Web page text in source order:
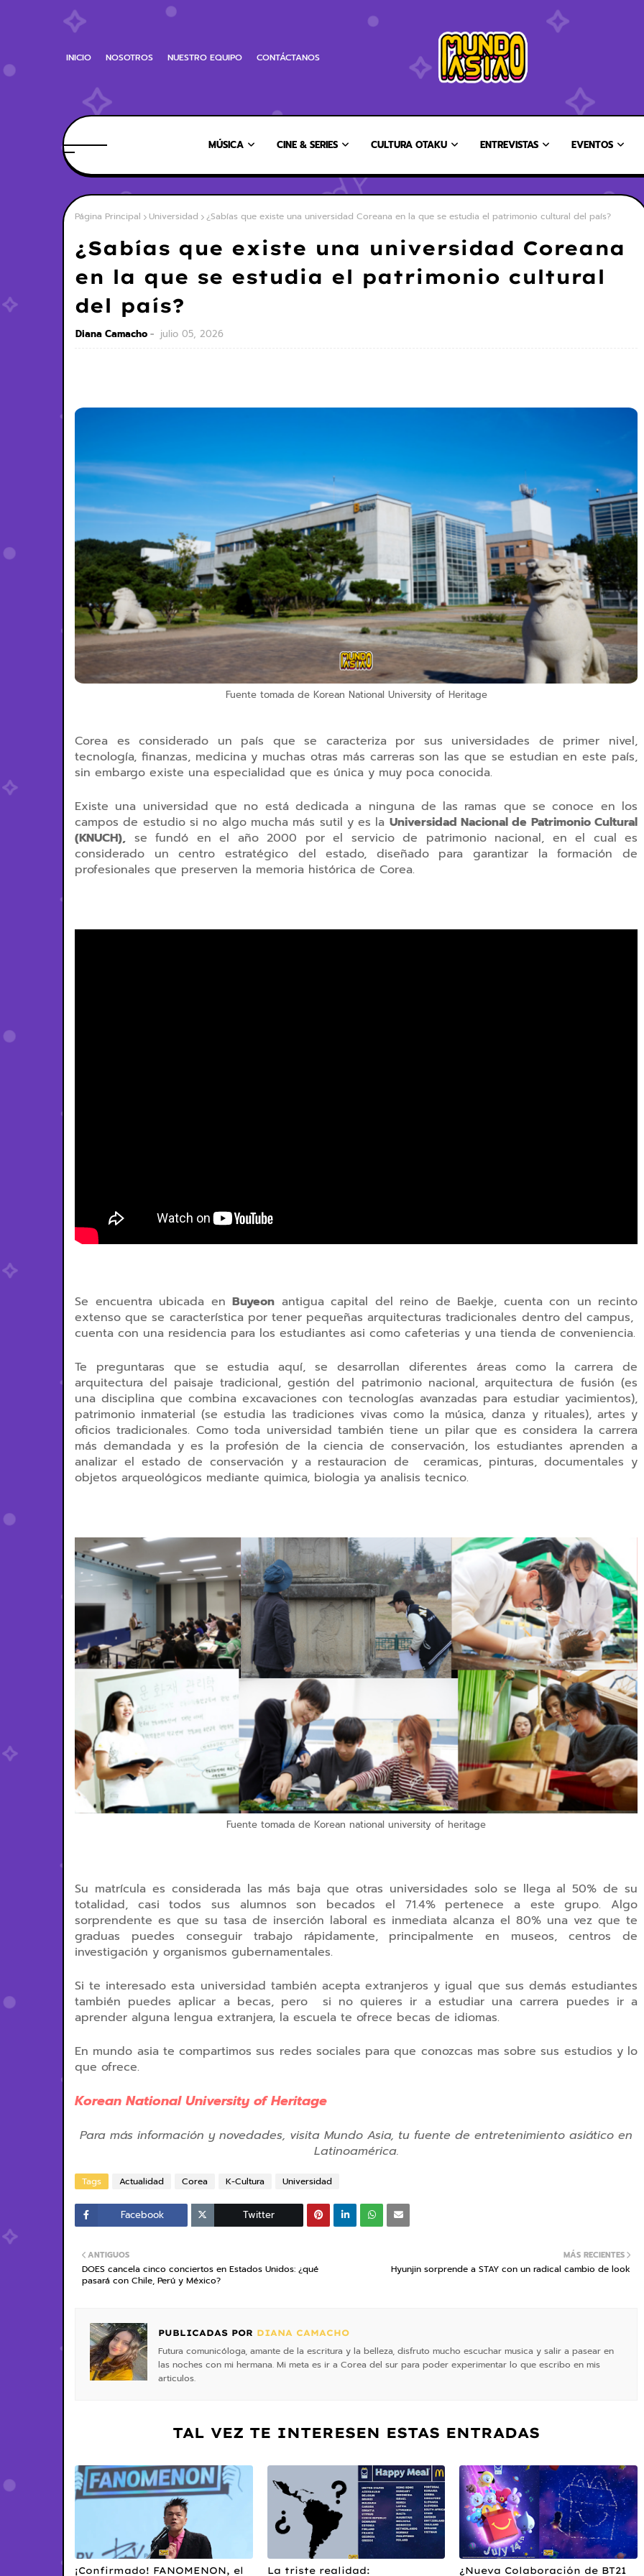
INICIO NOSOTROS NUESTRO EQUIPO CONTÁCTANOS
MÚSICA CINE & SERIES CULTURA OTAKU ENTREVISTAS EVENTOS
Página Principal Universidad ¿Sabías que existe una universidad Coreana en la que se estudia el patrimonio cultural del país?
¿Sabías que existe una universidad Coreana
en la que se estudia el patrimonio cultural
del país?
Diana Camacho julio 05, 2026
Fuente tomada de Korean National University of Heritage
Corea es considerado un país que se caracteriza por sus universidades de primer nivel,
tecnología, finanzas, medicina y muchas otras más carreras son las que se estudian en este país,
sin embargo existe una especialidad que es única y muy poca conocida.
Existe una universidad que no está dedicada a ninguna de las ramas que se conoce en los
campos de estudio si no algo mucha más sutil y es la Universidad Nacional de Patrimonio Cultural
(KNUCH), se fundó en el año 2000 por el servicio de patrimonio nacional, en el cual es
considerado un centro estratégico del estado, diseñado para garantizar la formación de
profesionales que preserven la memoria histórica de Corea.
Se encuentra ubicada en Buyeon antigua capital del reino de Baekje, cuenta con un recinto
extenso que se característica por tener pequeñas arquitecturas tradicionales dentro del campus,
cuenta con una residencia para los estudiantes asi como cafeterias y una tienda de conveniencia.
Te preguntaras que se estudia aquí, se desarrollan diferentes áreas como la carrera de
arquitectura del paisaje tradicional, gestión del patrimonio nacional, arquitectura de fusión (es
una disciplina que combina excavaciones con tecnologías avanzadas para estudiar yacimientos),
patrimonio inmaterial (se estudia las tradiciones vivas como la música, danza y rituales), artes y
oficios tradicionales. Como toda universidad también tiene un pilar que es considera la carrera
más demandada y es la profesión de la ciencia de conservación, los estudiantes aprenden a
analizar el estado de conservación y a restauracion de ceramicas, pinturas, documentales y
objetos arqueológicos mediante quimica, biologia ya analisis tecnico.
Fuente tomada de Korean national university of heritage
Su matrícula es considerada las más baja que otras universidades solo se llega al 50% de su
totalidad, casi todos sus alumnos son becados el 71.4% pertenece a este grupo. Algo
sorprendente es que su tasa de inserción laboral es inmediata alcanza el 80% una vez que te
graduas puedes conseguir trabajo rápidamente, principalmente en museos, centros de
investigación y organismos gubernamentales.
Si te interesado esta universidad también acepta extranjeros y igual que sus demás estudiantes
también puedes aplicar a becas, pero si no quieres ir a estudiar una carrera puedes ir a
aprender alguna lengua extranjera, la escuela te ofrece becas de idiomas.
En mundo asia te compartimos sus redes sociales para que conozcas mas sobre sus estudios y lo
que ofrece.
Korean National University of Heritage
Para más información y novedades, visita Mundo Asia, tu fuente de entretenimiento asiático en
Latinoamérica.
Tags Actualidad Corea K-Cultura Universidad
Facebook Twitter
MÁS RECIENTES
Hyunjin sorprende a STAY con un radical cambio de look
ANTIGUOS
DOES cancela cinco conciertos en Estados Unidos: ¿qué
pasará con Chile, Perú y México?
PUBLICADAS POR DIANA CAMACHO
Futura comunicóloga, amante de la escritura y la belleza, disfruto mucho escuchar musica y salir a pasear en
las noches con mi hermana. Mi meta es ir a Corea del sur para poder experimentar lo que escribo en mis
articulos.
TAL VEZ TE INTERESEN ESTAS ENTRADAS
¡Confirmado! FANOMENON, el La triste realidad: ¿Nueva Colaboración de BT21